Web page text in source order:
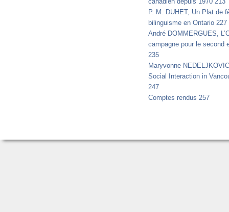
P. M. DUHET, Un Plat de
bilinguisme en Ontario 227
André DOMMERGUES,
campagne pour le second
235
Maryvonne
Social Interaction in
247
Comptes rendus 257